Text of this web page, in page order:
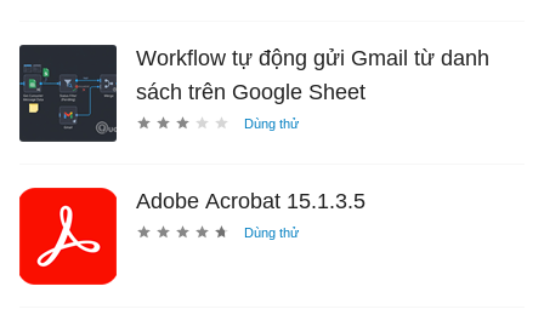
Workflow tự động gửi Gmail từ danh
sách trên Google Sheet
Adobe Acrobat 15.1.3.5